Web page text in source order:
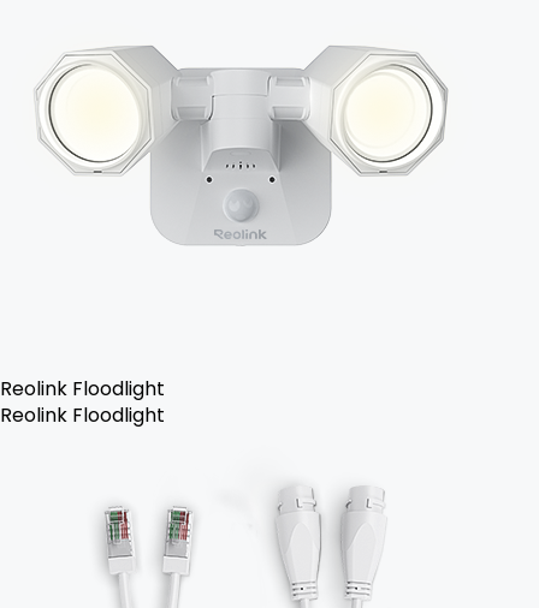
Reolink Floodlight
Reolink Floodlight